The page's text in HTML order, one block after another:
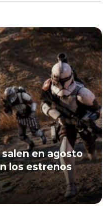
en agosto
los estrenos